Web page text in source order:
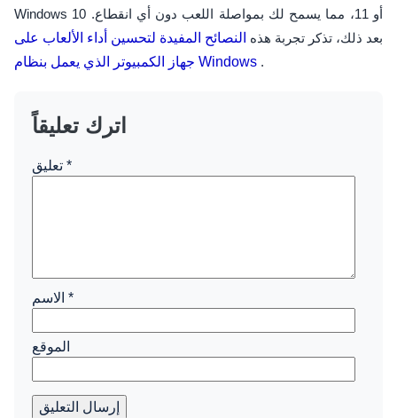
Windows 10 أو 11، مما يسمح لك بمواصلة اللعب دون أي انقطاع.
بعد ذلك، تذكر تجربة هذه النصائح المفيدة لتحسين أداء الألعاب على
جهاز الكمبيوتر الذي يعمل بنظام Windows .
اترك تعليقاً
*
*
الموقع
إرسال التعليق